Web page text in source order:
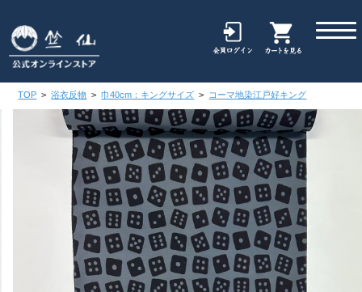
TOP > 浴衣反物 > 巾40cm：キングサイズ > コーマ地染江戸好キング